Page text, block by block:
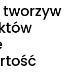
tworzyw